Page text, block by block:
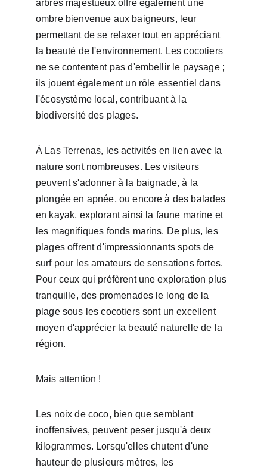
arbres majestueux offre également une
ombre bienvenue aux baigneurs, leur
permettant de se relaxer tout en appréciant
la beauté de l'environnement. Les cocotiers
ne se contentent pas d'embellir le paysage ;
ils jouent également un rôle essentiel dans
l'écosystème local, contribuant à la
biodiversité des plages.
À Las Terrenas, les activités en lien avec la
nature sont nombreuses. Les visiteurs
peuvent s'adonner à la baignade, à la
plongée en apnée, ou encore à des balades
en kayak, explorant ainsi la faune marine et
les magnifiques fonds marins. De plus, les
plages offrent d'impressionnants spots de
surf pour les amateurs de sensations fortes.
Pour ceux qui préfèrent une exploration plus
tranquille, des promenades le long de la
plage sous les cocotiers sont un excellent
moyen d'apprécier la beauté naturelle de la
région.
Mais attention !
Les noix de coco, bien que semblant
inoffensives, peuvent peser jusqu'à deux
kilogrammes. Lorsqu'elles chutent d'une
hauteur de plusieurs mètres, les